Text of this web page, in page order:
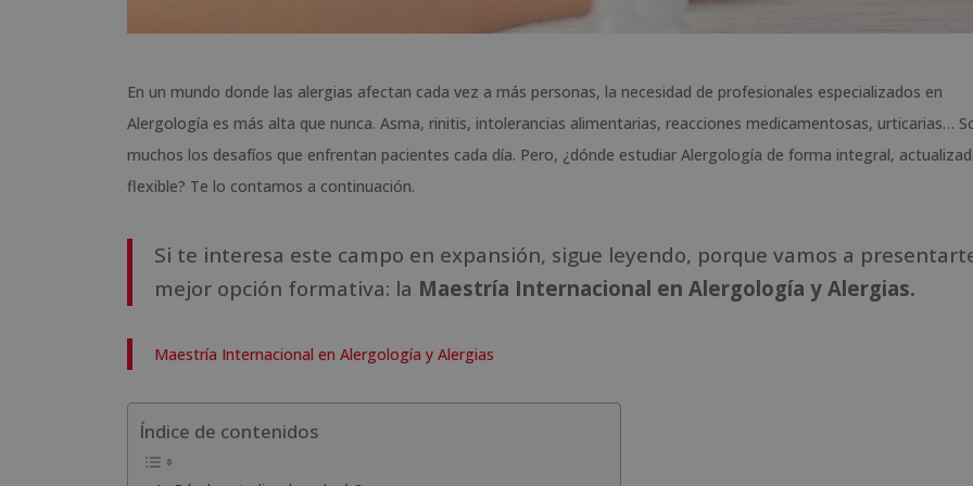
En un mundo donde las alergias afectan cada vez a más personas, la necesidad de profesionales especializados en
Alergología es más alta que nunca. Asma, rinitis, intolerancias alimentarias, reacciones medicamentosas, urticarias…
muchos los desafíos que enfrentan pacientes cada día. Pero, ¿dónde estudiar Alergología de forma integral,
flexible? Te lo contamos a continuación.
Si te interesa este campo en expansión, sigue leyendo, porque vamos a
mejor opción formativa: la Maestría Internacional en Alergología y Alergias.
Maestría Internacional en Alergología y Alergias
Índice de contenidos